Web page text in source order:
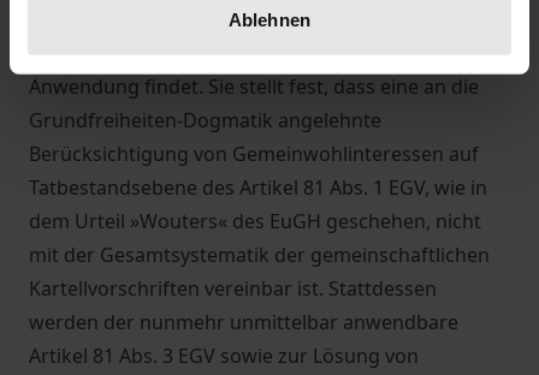
Ablehnen
Die Autorin kommt zu dem Ergebnis, dass das
Kartellverbot auf standesrechtliche Regelungen
Anwendung findet. Sie stellt fest, dass eine an die
Grundfreiheiten-Dogmatik angelehnte
Berücksichtigung von Gemeinwohlinteressen auf
Tatbestandsebene des Artikel 81 Abs. 1 EGV, wie in
dem Urteil »Wouters« des EuGH geschehen, nicht
mit der Gesamtsystematik der gemeinschaftlichen
Kartellvorschriften vereinbar ist. Stattdessen
werden der nunmehr unmittelbar anwendbare
Artikel 81 Abs. 3 EGV sowie zur Lösung von